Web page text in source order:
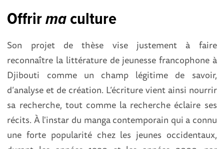
Offrirmaculture
Son projet de thèse vise justement à faire
reconnaître la littérature de jeunesse francophone à
Djibouti comme un champ légitime de savoir,
d’analyse et de création. L’écriture vient ainsi nourrir
sa recherche, tout comme la recherche éclaire ses
récits. À l'instar du manga contemporain qui a connu
une forte popularité chez les jeunes occidentaux,